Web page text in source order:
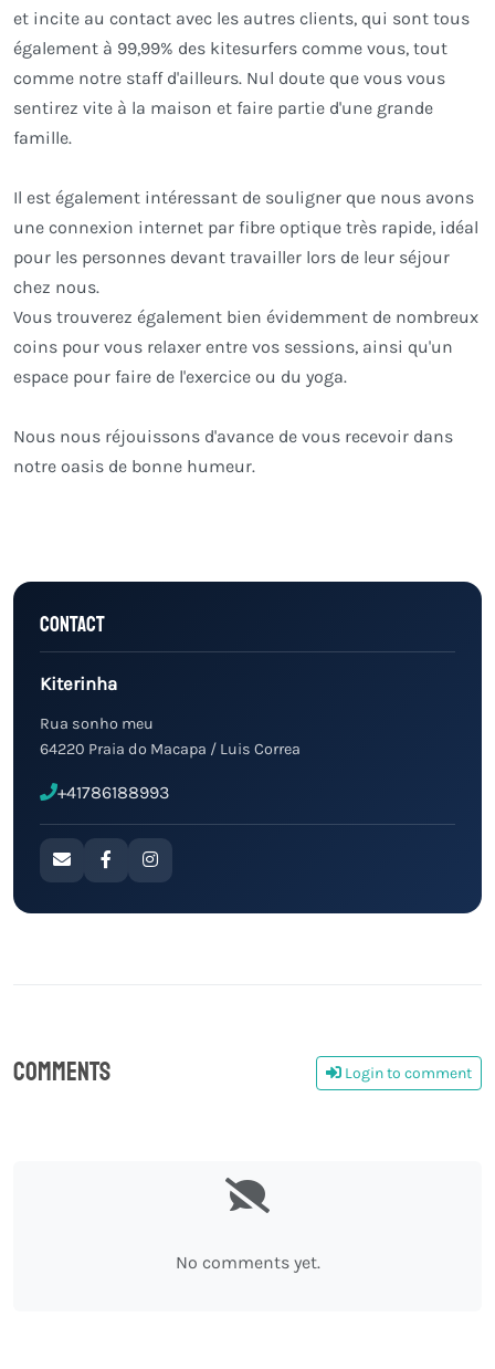
et incite au contact avec les autres clients, qui sont tous
également à 99,99% des kitesurfers comme vous, tout
comme notre staff d'ailleurs. Nul doute que vous vous
sentirez vite à la maison et faire partie d'une grande
famille.
Il est également intéressant de souligner que nous avons
une connexion internet par fibre optique très rapide, idéal
pour les personnes devant travailler lors de leur séjour
chez nous.
Vous trouverez également bien évidemment de nombreux
coins pour vous relaxer entre vos sessions, ainsi qu'un
espace pour faire de l'exercice ou du yoga.
Nous nous réjouissons d'avance de vous recevoir dans
notre oasis de bonne humeur.
Contact
Kiterinha
Rua sonho meu
64220 Praia do Macapa / Luis Correa
+41786188993
Comments Login to comment
No comments yet.